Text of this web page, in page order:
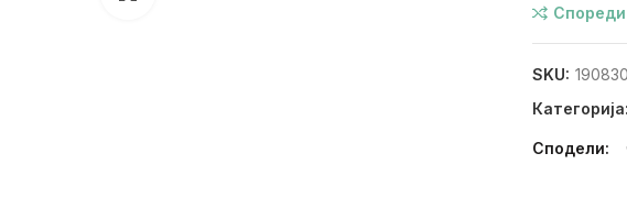
Спореди
SKU:
Категорија:
Сподели